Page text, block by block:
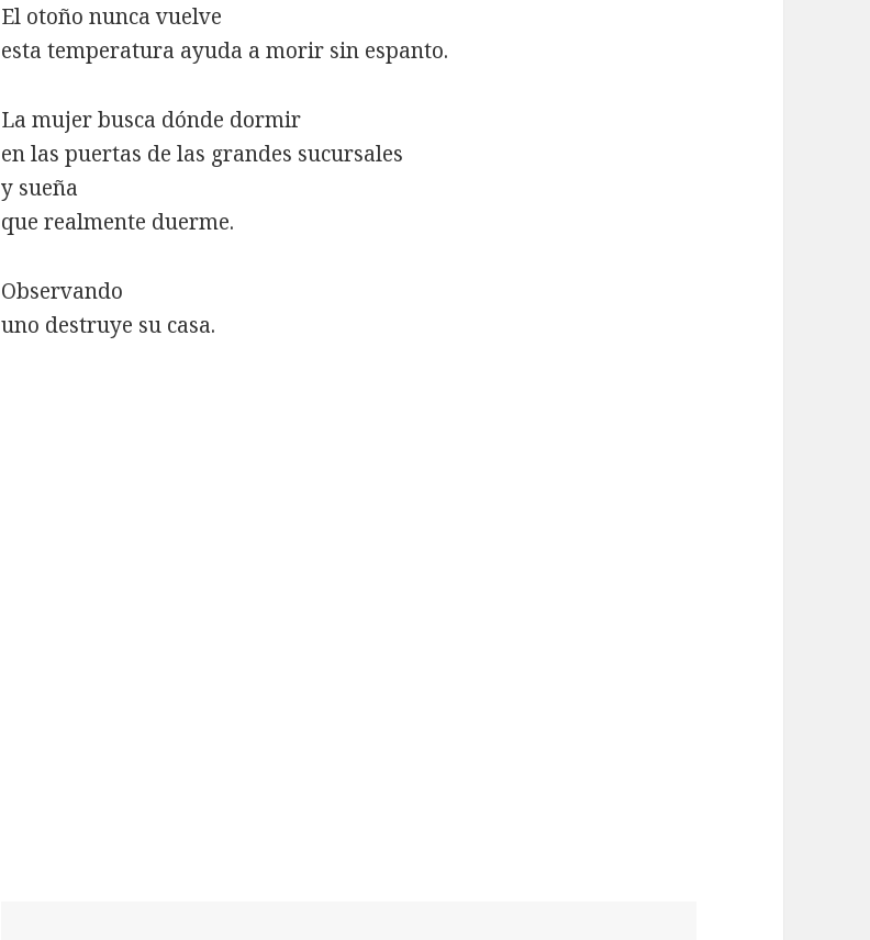
El otoño nunca vuelve
esta temperatura ayuda a morir sin espanto.
La mujer busca dónde dormir
en las puertas de las grandes sucursales
y sueña
que realmente duerme.
Observando
uno destruye su casa.